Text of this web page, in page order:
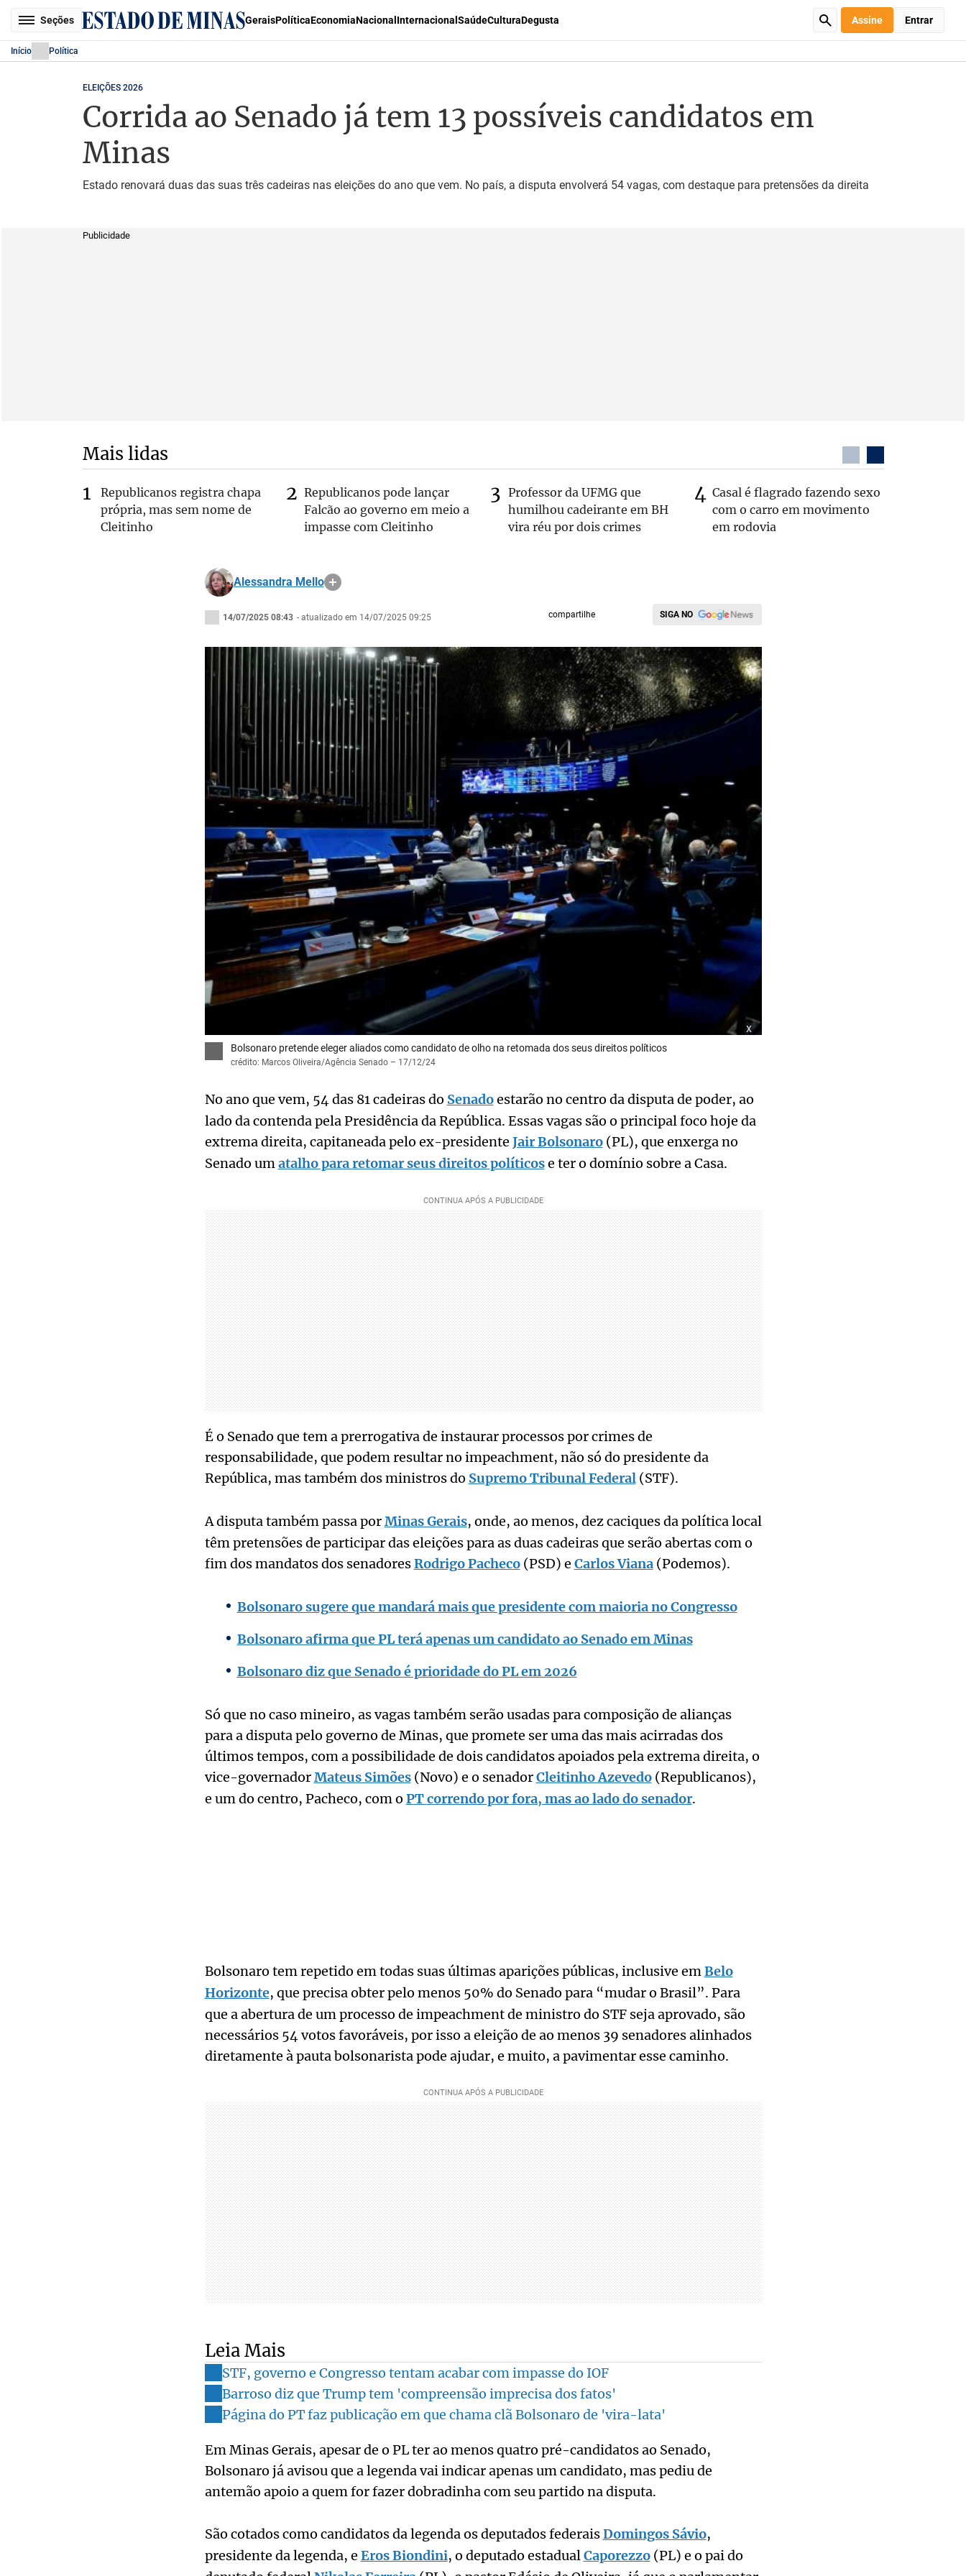
Seções GeraisPolíticaEconomiaNacional Internacional SaúdeCulturaDegusta Assine Entrar
Início Política
ELEIÇÕES 2026
Corrida ao Senado já tem 13 possíveis candidatos em
Minas
Estado renovará duas das suas três cadeiras nas eleições do ano que vem. No país, a disputa envolverá 54 vagas, com destaque para pretensões da direita
Publicidade
Mais lidas
Republicanos registra chapa
própria, mas sem nome de
Cleitinho
Republicanos pode lançar
Falcão ao governo em meio a
impasse com Cleitinho
Professor da UFMG que
humilhou cadeirante em BH
vira réu por dois crimes
Casal é flagrado fazendo sexo
com o carro em movimento
em rodovia
Alessandra Mello
14/07/2025 08:43 - atualizado em 14/07/2025 09:25 compartilhe SIGA NO
x
Bolsonaro pretende eleger aliados como candidato de olho na retomada dos seus direitos políticos
crédito: Marcos Oliveira/Agência Senado – 17/12/24
No ano que vem, 54 das 81 cadeiras do Senadoestarão no centro da disputa de poder, ao
lado da contenda pela Presidência da República. Essas vagas são o principal foco hoje da
extrema direita, capitaneada pelo ex-presidente Jair Bolsonaro(PL), que enxerga no
Senado umatalho para retomar seus direitos políticose ter o domínio sobre a Casa.
É o Senado que tem a prerrogativa de instaurar processos por crimes de
responsabilidade, que podem resultar no impeachment, não só do presidente da
República, mas também dos ministros do Supremo Tribunal Federal(STF).
A disputa também passa porMinas Gerais, onde, ao menos, dez caciques da política local
têm pretensões de participar das eleições para as duas cadeiras que serão abertas com o
fim dos mandatos dos senadoresRodrigo Pacheco(PSD) e Carlos Viana(Podemos).
Bolsonaro sugere que mandará mais que presidente com maioria no Congresso
Bolsonaro afirma que PL terá apenas um candidato ao Senado em Minas
Bolsonaro diz que Senado é prioridade do PL em 2026
Só que no caso mineiro, as vagas também serão usadas para composição de alianças
para a disputa pelo governo de Minas, que promete ser uma das mais acirradas dos
últimos tempos, com a possibilidade de dois candidatos apoiados pela extrema direita, o
vice-governadorMateus Simões(Novo) e o senadorCleitinho Azevedo(Republicanos),
e um do centro, Pacheco, com o PT correndo por fora, mas ao lado do senador.
Bolsonaro tem repetido em todas suas últimas aparições públicas, inclusive emBelo
Horizonte, que precisa obter pelo menos 50% do Senado para “mudar o Brasil”. Para
que a abertura de um processo de impeachment de ministro do STF seja aprovado, são
necessários 54 votos favoráveis, por isso a eleição de ao menos 39 senadores alinhados
diretamente à pauta bolsonarista pode ajudar, e muito, a pavimentar esse caminho.
Leia Mais
STF, governo e Congresso tentam acabar com impasse do IOF
Barroso diz que Trump tem 'compreensão imprecisa dos fatos'
Página do PT faz publicação em que chama clã Bolsonaro de 'vira-lata'
Em Minas Gerais, apesar de o PL ter ao menos quatro pré-candidatos ao Senado,
Bolsonaro já avisou que a legenda vai indicar apenas um candidato, mas pediu de
antemão apoio a quem for fazer dobradinha com seu partido na disputa.
São cotados como candidatos da legenda os deputados federaisDomingos Sávio,
presidente da legenda, e Eros Biondini, o deputado estadualCaporezzo(PL) e o pai do